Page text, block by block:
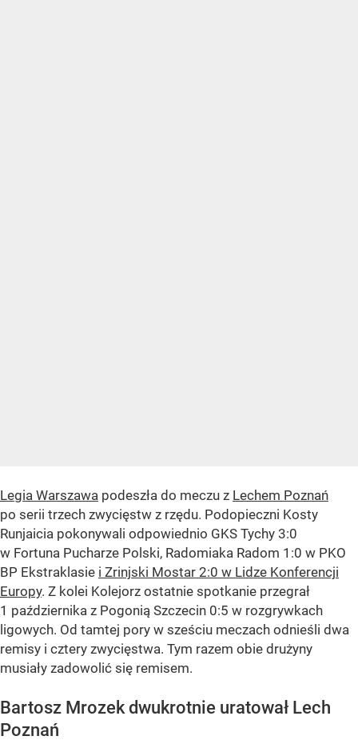
Legia Warszawa podeszła do meczu z Lechem Poznań
po serii trzech zwycięstw z rzędu. Podopieczni Kosty
Runjaicia pokonywali odpowiednio GKS Tychy 3:0
w Fortuna Pucharze Polski, Radomiaka Radom 1:0 w PKO
BP Ekstraklasie i Zrinjski Mostar 2:0 w Lidze Konferencji
Europy. Z kolei Kolejorz ostatnie spotkanie przegrał
1 października z Pogonią Szczecin 0:5 w rozgrywkach
ligowych. Od tamtej pory w sześciu meczach odnieśli dwa
remisy i cztery zwycięstwa. Tym razem obie drużyny
musiały zadowolić się remisem.
Bartosz Mrozek dwukrotnie uratował Lech
Poznań